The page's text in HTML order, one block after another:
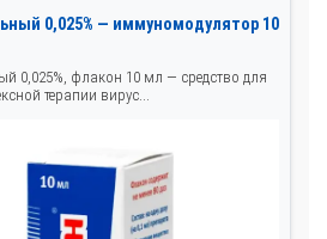
0,025% — иммуномодулятор 10
0,025%, флакон 10 мл — средство для
терапии вирус...